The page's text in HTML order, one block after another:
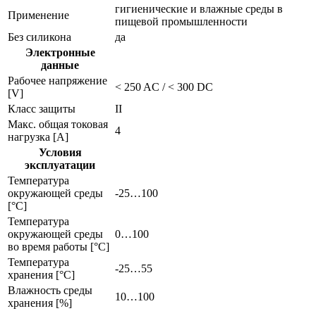
Применение
гигиенические и влажные среды в
пищевой промышленности
Без силикона
да
Электронные
данные
Рабочее напряжение
[V]
< 250 AC / < 300 DC
Класс защиты
II
Макс. общая токовая
нагрузка [A]
4
Условия
эксплуатации
Температура
окружающей среды
[°C]
-25…100
Температура
окружающей среды
во время работы [°C]
0…100
Температура
хранения [°C]
-25…55
Влажность среды
хранения [%]
10…100